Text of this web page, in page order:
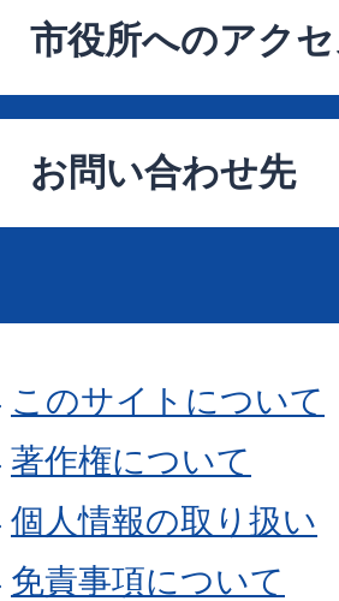
市役所へのアク
お問い合わせ先
このサイトについて
著作権について
個人情報の取り扱い
免責事項について